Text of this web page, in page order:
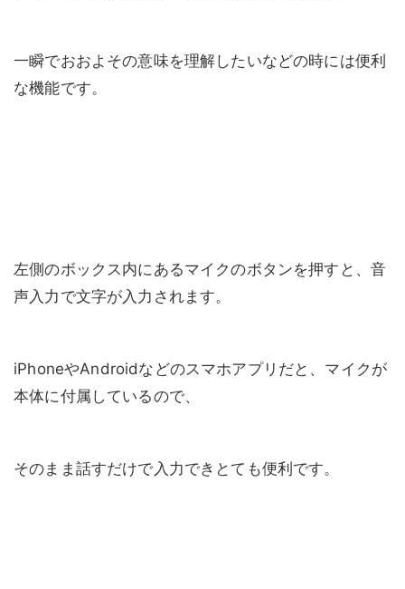
一瞬でおおよその意味を理解したいなどの時には便利
な機能です。
左側のボックス内にあるマイクのボタンを押すと、音
声入力で文字が入力されます。
iPhoneやAndroidなどのスマホアプリだと、マイクが
本体に付属しているので、
そのまま話すだけで入力できとても便利です。